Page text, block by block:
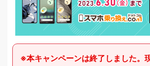
本キャンペーンは終了しました。